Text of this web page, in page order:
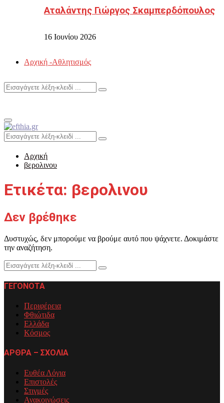
Αταλάντης Γιώργος Σκαμπερδόπουλος
16 Ιουνίου 2026
Αρχική -Αθλητισμός
Search
Search
Primary
Menu
Search
for:
Search
Αρχική
βερολινου
Ετικέτα: βερολινου
Δεν βρέθηκε
Δυστυχώς, δεν μπορούμε να βρούμε αυτό που ψάχνετε. Δοκιμάστε
την αναζήτηση.
Search
for:
Search
ΓΕΓΟΝΟΤΑ
Περιφέρεια
Φθιώτιδα
Ελλάδα
Κόσμος
ΑΡΘΡΑ – ΣΧΟΛΙΑ
Ευθέα Λόγια
Επιστολές
Στιγμές
Ανακοινώσεις